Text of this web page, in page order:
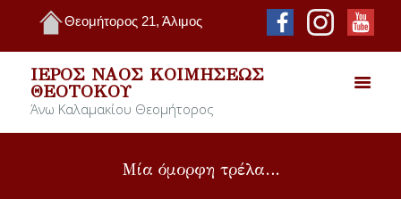
Θεομήτορος 21, Άλιμος
ΙΕΡΌΣ ΝΑΌΣ ΚΟΙΜΉΣΕΩΣ
ΘΕΟΤΌΚΟΥ
Άνω Καλαμακίου Θεομήτορος
Μία όμορφη τρέλα…